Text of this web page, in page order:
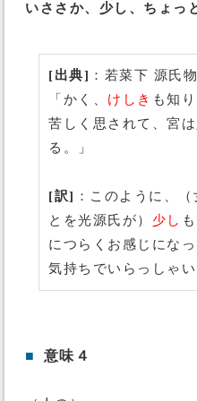
いささか、少し、ちょっ
[出典] ：若菜下 源氏
「かく、 けしき も知
苦しく思されて、宮
る。」
[訳] ：このように、
とを光源氏が） 少し
につらくお感じにな
気持ちでいらっしゃい
■ 意味４